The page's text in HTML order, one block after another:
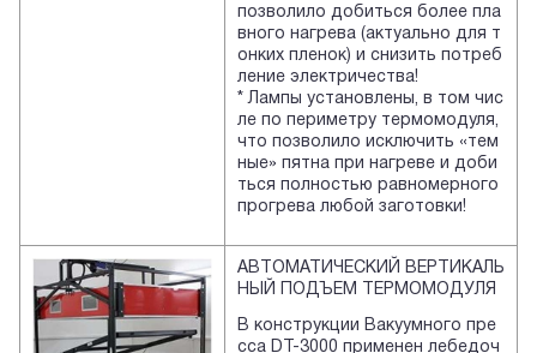
позволило добиться более пла
вного нагрева (актуально для т
онких пленок) и снизить потреб
ление электричества!
* Лампы установлены, в том чис
ле по периметру термомодуля,
что позволило исключить «тем
ные» пятна при нагреве и доби
ться полностью равномерного
прогрева любой заготовки!
АВТОМАТИЧЕСКИЙ ВЕРТИКАЛЬ
НЫЙ ПОДЪЕМ ТЕРМОМОДУЛЯ
В конструкции Вакуумного пре
сса DT-3000 применен лебедоч